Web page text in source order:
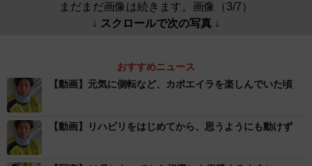
まだまだ画像は続きます。画像（3/7）
↓ スクロールで次の写真 ↓
おすすめニュース
【動画】元気に側転など、カポエイラを楽しんでいた頃
【動画】リハビリをはじめてから、思うようにも動けず